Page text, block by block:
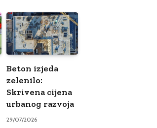
Beton izjeda
zelenilo:
Skrivena cijena
urbanog razvoja
29/07/2026